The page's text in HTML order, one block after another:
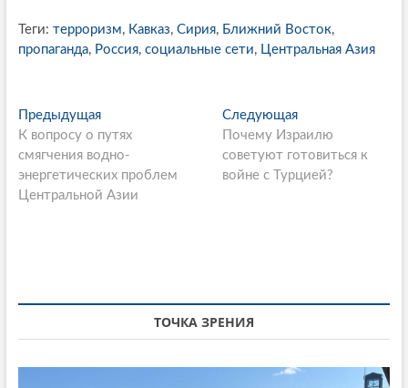
Теги: терроризм, Кавказ, Сирия, Ближний Восток,
пропаганда, Россия, социальные сети, Центральная Азия
P
o
s
t
v
ПредыдущаяП
р
е
д
ы
т
К вопросу о путях
смягчения водно-
энергетических проблем
Центральной Азии
Следующая
л
е
д
а
Почему Израилю
советуют готовиться к
войне с Турцией?
ТОЧКА ЗРЕНИЯ